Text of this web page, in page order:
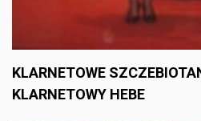
KLARNETOWE
KLARNETOWY HEBE